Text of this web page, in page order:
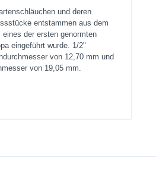
und deren
entstammen aus dem
der ersten genormten
eingeführt wurde. 1/2"
von 12,70 mm und
von 19,05 mm.